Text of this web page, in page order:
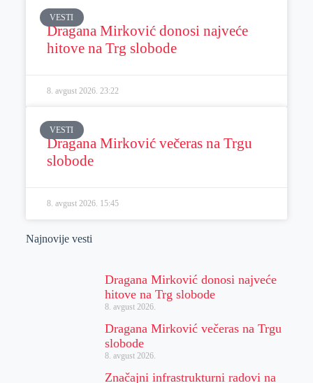
VESTI
Dragana Mirković donosi najveće
hitove na Trg slobode
8. avgust 2026. 23:22
VESTI
Dragana Mirković večeras na Trgu
slobode
8. avgust 2026. 15:45
Najnovije vesti
Dragana Mirković donosi najveće
hitove na Trg slobode
8. avgust 2026.
Dragana Mirković večeras na Trgu
slobode
8. avgust 2026.
Značajni infrastrukturni radovi na